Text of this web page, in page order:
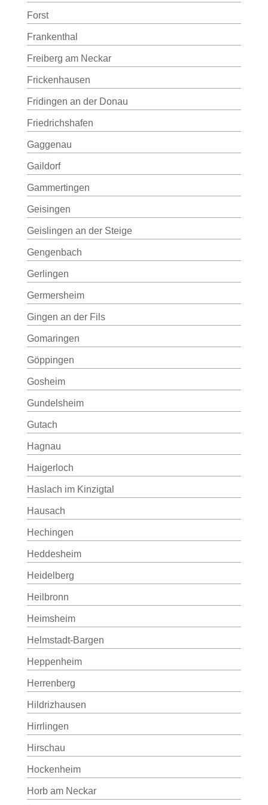
Forst
Frankenthal
Freiberg am Neckar
Frickenhausen
Fridingen an der Donau
Friedrichshafen
Gaggenau
Gaildorf
Gammertingen
Geisingen
Geislingen an der Steige
Gengenbach
Gerlingen
Germersheim
Gingen an der Fils
Gomaringen
Göppingen
Gosheim
Gundelsheim
Gutach
Hagnau
Haigerloch
Haslach im Kinzigtal
Hausach
Hechingen
Heddesheim
Heidelberg
Heilbronn
Heimsheim
Helmstadt-Bargen
Heppenheim
Herrenberg
Hildrizhausen
Hirrlingen
Hirschau
Hockenheim
Horb am Neckar